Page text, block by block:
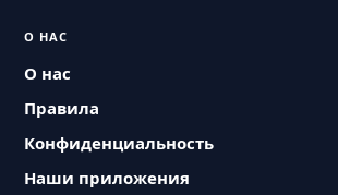
О НАС
О нас
Правила
Конфиденциальность
Наши приложения